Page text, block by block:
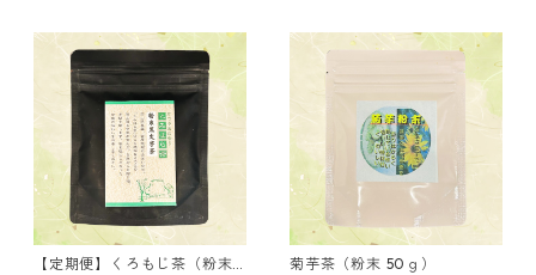
【定期便】くろもじ茶（粉末 3
菊芋茶（粉末 50ｇ）